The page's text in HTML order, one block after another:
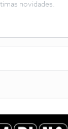
novidades.